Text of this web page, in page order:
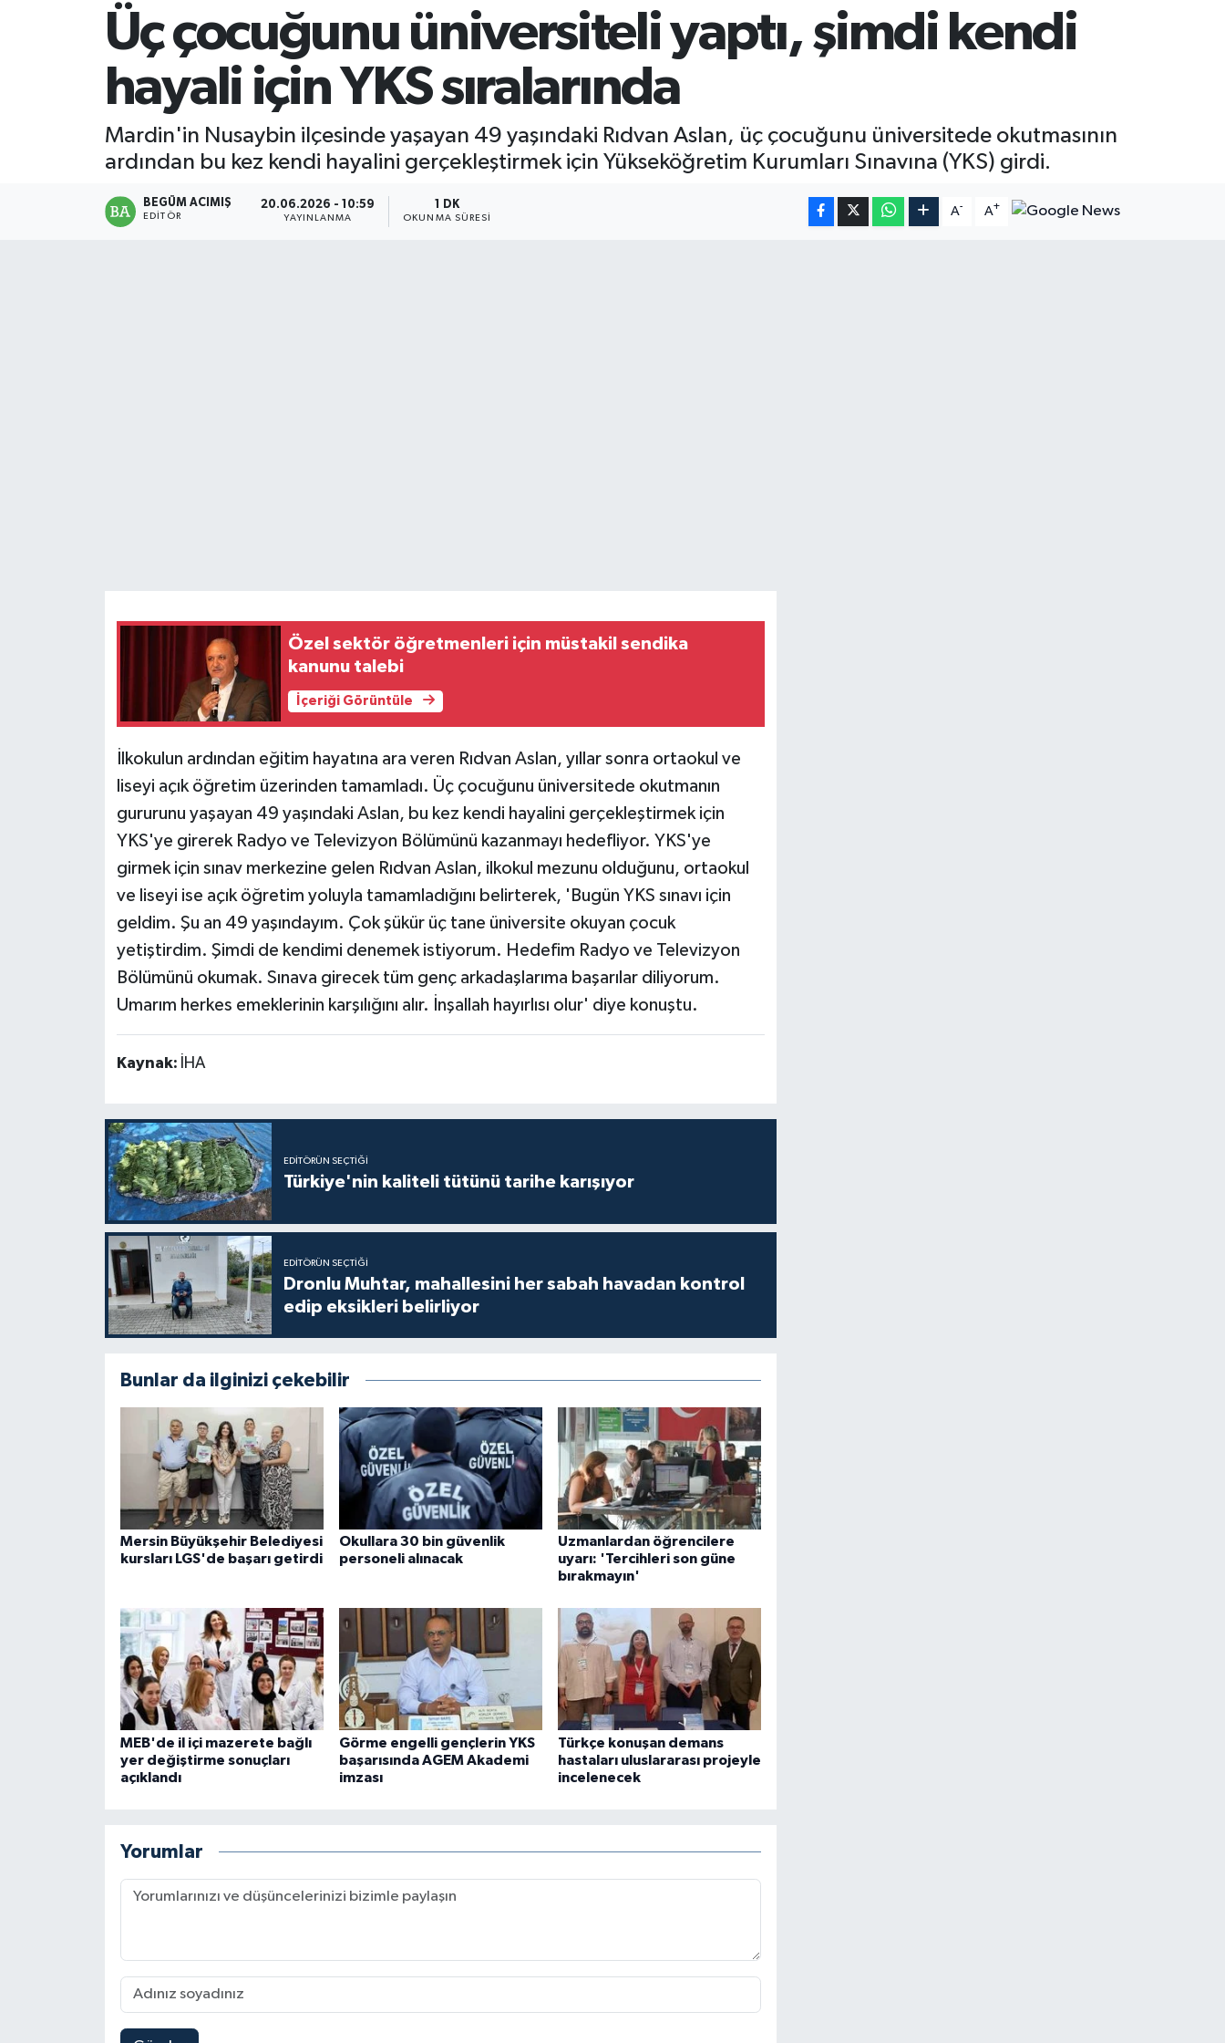
Üç çocuğunu üniversiteli yaptı, şimdi kendi
hayali için YKS sıralarında
Mardin'in Nusaybin ilçesinde yaşayan 49 yaşındaki Rıdvan Aslan, üç çocuğunu üniversitede okutmasının
ardından bu kez kendi hayalini gerçekleştirmek için Yükseköğretim Kurumları Sınavına (YKS) girdi.
BEGÜM ACIMIŞ
EDITÖR
20.06.2026 - 10:59
YAYINLANMA
1 DK
OKUNMA SÜRESI
A- A+
Özel sektör öğretmenleri için müstakil sendika
kanunu talebi
İçeriği Görüntüle
İlkokulun ardından eğitim hayatına ara veren Rıdvan Aslan, yıllar sonra ortaokul ve
liseyi açık öğretim üzerinden tamamladı. Üç çocuğunu üniversitede okutmanın
gururunu yaşayan 49 yaşındaki Aslan, bu kez kendi hayalini gerçekleştirmek için
YKS'ye girerek Radyo ve Televizyon Bölümünü kazanmayı hedefliyor. YKS'ye
girmek için sınav merkezine gelen Rıdvan Aslan, ilkokul mezunu olduğunu, ortaokul
ve liseyi ise açık öğretim yoluyla tamamladığını belirterek, 'Bugün YKS sınavı için
geldim. Şu an 49 yaşındayım. Çok şükür üç tane üniversite okuyan çocuk
yetiştirdim. Şimdi de kendimi denemek istiyorum. Hedefim Radyo ve Televizyon
Bölümünü okumak. Sınava girecek tüm genç arkadaşlarıma başarılar diliyorum.
Umarım herkes emeklerinin karşılığını alır. İnşallah hayırlısı olur' diye konuştu.
Kaynak: İHA
EDITÖRÜN SEÇTIĞI
Türkiye'nin kaliteli tütünü tarihe karışıyor
EDITÖRÜN SEÇTIĞI
Dronlu Muhtar, mahallesini her sabah havadan kontrol
edip eksikleri belirliyor
Bunlar da ilginizi çekebilir
Mersin Büyükşehir Belediyesi
kursları LGS'de başarı getirdi
Okullara 30 bin güvenlik
personeli alınacak
Uzmanlardan öğrencilere
uyarı: 'Tercihleri son güne
bırakmayın'
MEB'de il içi mazerete bağlı
yer değiştirme sonuçları
açıklandı
Görme engelli gençlerin YKS
başarısında AGEM Akademi
imzası
Türkçe konuşan demans
hastaları uluslararası projeyle
incelenecek
Yorumlar
Magazin
Mersin Tarihi
Özel Haber
Politika